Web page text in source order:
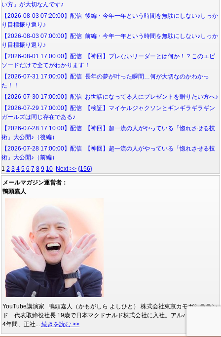
い方」が大切なんです♪
【2026-08-03 07:20:00】配信 後編・今年一年という時間を無駄にしない♪しっか
り目標振り返り♪
【2026-08-03 07:00:00】配信 前編・今年一年という時間を無駄にしない♪しっか
り目標振り返り♪
【2026-08-01 17:00:00】配信 【神回】ブレないリーダーとは何か！？このエピ
ソードだけで全てがわかります！
【2026-07-31 17:00:00】配信 長年の夢が叶った瞬間…何が大切なのかわかっ
た！！
【2026-07-30 17:00:00】配信 お世話になってる人にプレゼントを贈りたい方へ♪
【2026-07-29 17:00:00】配信 【検証】マイケルジャクソンとギンギラギラギン
ガールズは同じ存在である♪
【2026-07-28 17:10:00】配信 【神回】超一流の人がやっている「惚れさせる技
術」大公開♪（後編）
【2026-07-28 17:00:00】配信 【神回】超一流の人がやっている「惚れさせる技
術」大公開♪（前編）
1 2 3 4 5 6 7 8 9 10 Next >> {156}
メールマガジン運営者：
鴨頭嘉人
YouTube講演家 鴨頭嘉人（かもがしら よしひと） 株式会社東京カモガシララン
ド 代表取締役社長 19歳で日本マクドナルド株式会社に入社。アルバイトとして
4年間、正社... 続きを読む >>